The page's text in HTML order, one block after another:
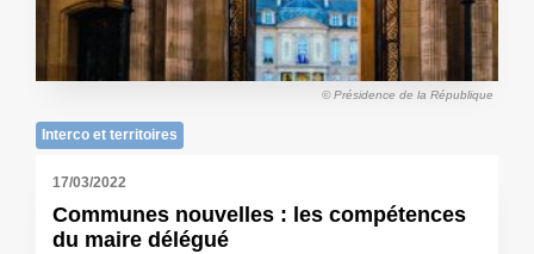
© Présidence de la République
Interco et territoires
17/03/2022
Communes nouvelles : les compétences
du maire délégué